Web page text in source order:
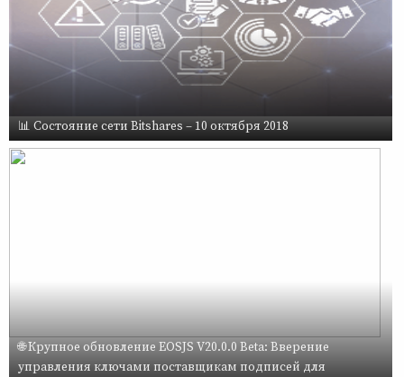
📊 Состояние сети Bitshares – 10 октября 2018
🌐 Крупное обновление EOSJS V20.0.0 Beta: Вверение
управления ключами поставщикам подписей для